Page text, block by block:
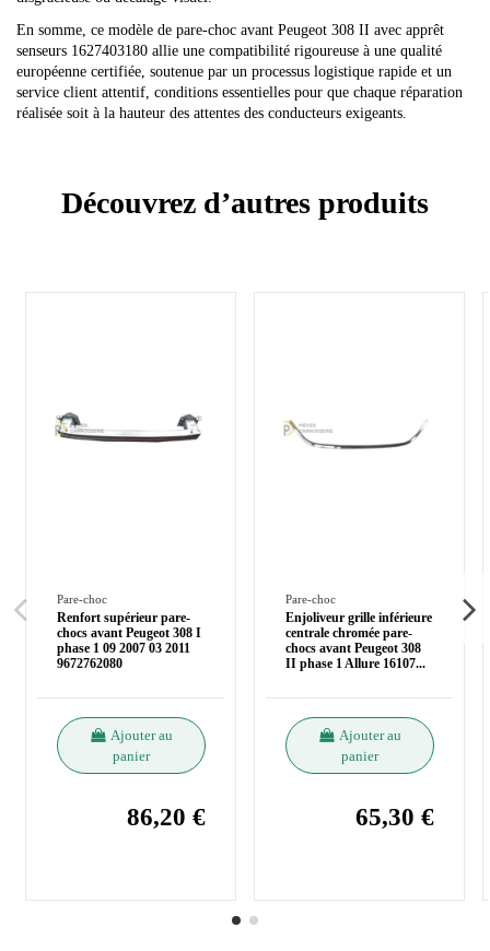
En somme, ce modèle de pare-choc avant Peugeot 308 II avec apprêt
senseurs 1627403180 allie une compatibilité rigoureuse à une qualité
européenne certifiée, soutenue par un processus logistique rapide et un
service client attentif, conditions essentielles pour que chaque réparation
réalisée soit à la hauteur des attentes des conducteurs exigeants.
Découvrez d’autres produits
Pare-choc
Renfort supérieur pare-
chocs avant Peugeot 308 I
phase 1 09 2007 03 2011
9672762080
Ajouter au
panier
86,20 €
Pare-choc
Enjoliveur grille inférieure
centrale chromée pare-
chocs avant Peugeot 308
II phase 1 Allure 16107...
Ajouter au
panier
65,30 €